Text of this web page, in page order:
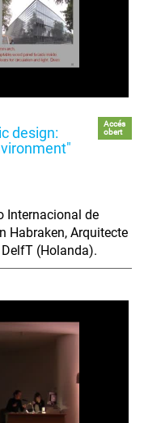
design:
Accés
obert
Internacional de
Habraken, Arquitecte
(Holanda).